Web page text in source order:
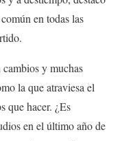
en todas las
y muchas
la que atraviesa el
que hacer. ¿Es
en el último año de